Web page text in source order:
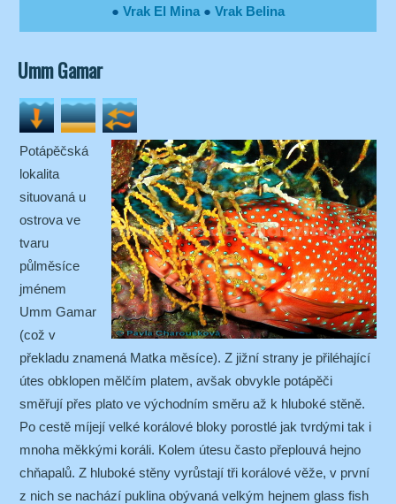
● Vrak El Mina ● Vrak Belina
Umm Gamar
Potápěčská
lokalita
situovaná u
ostrova ve
tvaru
půlměsíce
jménem
Umm Gamar
(což v
překladu znamená Matka měsíce). Z jižní strany je přiléhající
útes obklopen mělčím platem, avšak obvykle potápěči
směřují přes plato ve východním směru až k hluboké stěně.
Po cestě míjejí velké korálové bloky porostlé jak tvrdými tak i
mnoha měkkými koráli. Kolem útesu často přeplouvá hejno
chňapalů. Z hluboké stěny vyrůstají tři korálové věže, v první
z nich se nachází puklina obývaná velkým hejnem glass fish